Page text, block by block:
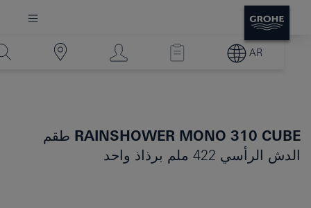
AR
RAINSHOWER MONO 310 CUBE طقم
الدش الرأسي 422 ملم برذاذ واحد